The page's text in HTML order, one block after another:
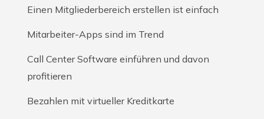
Einen Mitgliederbereich erstellen ist einfach
Mitarbeiter-Apps sind im Trend
Call Center Software einführen und davon
profitieren
Bezahlen mit virtueller Kreditkarte